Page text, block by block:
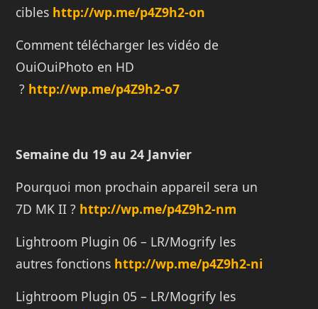
cibles http://wp.me/p4Z9h2-on
Comment télécharger les vidéo de
OuiOuiPhoto en HD
? http://wp.me/p4Z9h2-o7
Semaine du 19 au 24 Janvier
Pourquoi mon prochain appareil sera un
7D MK II ? http://wp.me/p4Z9h2-nm
Lightroom Plugin 06 – LR/Mogrify les
autres fonctions http://wp.me/p4Z9h2-ni
Lightroom Plugin 05 – LR/Mogrify les